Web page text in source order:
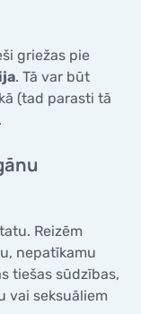
griežas pie
. Tā var būt
(tad parasti tā
Reizēm
nepatīkamu
tiešas sūdzības,
vai seksuāliem